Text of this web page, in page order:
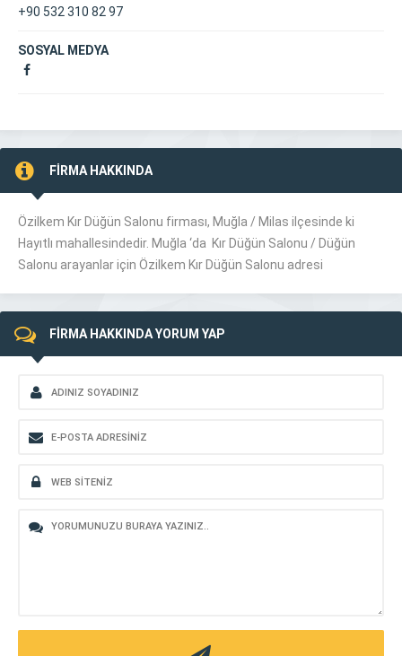
+90 532 310 82 97
SOSYAL MEDYA
FİRMA HAKKINDA
Özilkem Kır Düğün Salonu firması, Muğla / Milas ilçesinde ki
Hayıtlı mahallesindedir. Muğla ‘da Kır Düğün Salonu / Düğün
Salonu arayanlar için Özilkem Kır Düğün Salonu adresi
FİRMA HAKKINDA YORUM YAP